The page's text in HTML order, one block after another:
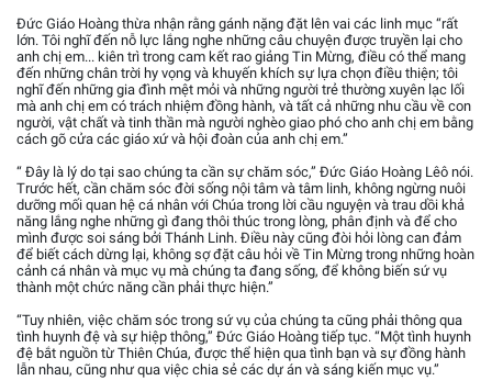
Đức Giáo Hoàng thừa nhận rằng gánh nặng đặt lên vai các linh mục “rất
lớn. Tôi nghĩ đến nỗ lực lắng nghe những câu chuyện được truyền lại cho
anh chị em... kiên trì trong cam kết rao giảng Tin Mừng, điều có thể mang
đến những chân trời hy vọng và khuyến khích sự lựa chọn điều thiện; tôi
nghĩ đến những gia đình mệt mỏi và những người trẻ thường xuyên lạc lối
mà anh chị em có trách nhiệm đồng hành, và tất cả những nhu cầu về con
người, vật chất và tinh thần mà người nghèo giao phó cho anh chị em bằng
cách gõ cửa các giáo xứ và hội đoàn của anh chị em.”
“ Đây là lý do tại sao chúng ta cần sự chăm sóc,” Đức Giáo Hoàng Lêô nói.
Trước hết, cần chăm sóc đời sống nội tâm và tâm linh, không ngừng nuôi
dưỡng mối quan hệ cá nhân với Chúa trong lời cầu nguyện và trau dồi khả
năng lắng nghe những gì đang thôi thúc trong lòng, phân định và để cho
mình được soi sáng bởi Thánh Linh. Điều này cũng đòi hỏi lòng can đảm
để biết cách dừng lại, không sợ đặt câu hỏi về Tin Mừng trong những hoàn
cảnh cá nhân và mục vụ mà chúng ta đang sống, để không biến sứ vụ
thành một chức năng cần phải thực hiện.”
“Tuy nhiên, việc chăm sóc trong sứ vụ của chúng ta cũng phải thông qua
tình huynh đệ và sự hiệp thông,” Đức Giáo Hoàng tiếp tục. “Một tình huynh
đệ bắt nguồn từ Thiên Chúa, được thể hiện qua tình bạn và sự đồng hành
lẫn nhau, cũng như qua việc chia sẻ các dự án và sáng kiến mục vụ.”